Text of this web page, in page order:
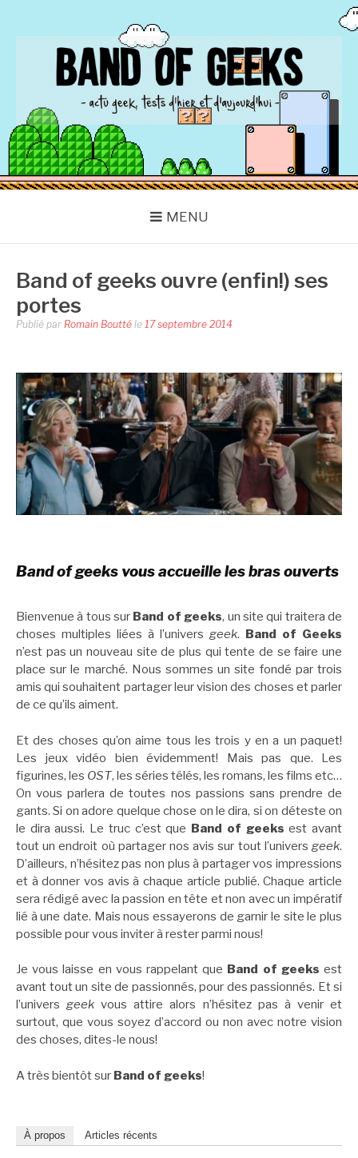
BAND OF GEEKS
Actu Geek d'hier et d'aujourd'hui
MENU
Band of geeks ouvre (enfin!) ses
portes
Publié par Romain Boutté le 17 septembre 2014
Band of geeks vous accueille les bras ouverts
Bienvenue à tous sur Band of geeks, un site qui traitera de
choses multiples liées à l’univers geek. Band of Geeks
n’est pas un nouveau site de plus qui tente de se faire une
place sur le marché. Nous sommes un site fondé par trois
amis qui souhaitent partager leur vision des choses et parler
de ce qu’ils aiment.
Et des choses qu’on aime tous les trois y en a un paquet!
Les jeux vidéo bien évidemment! Mais pas que. Les
figurines, les OST, les séries télés, les romans, les films etc…
On vous parlera de toutes nos passions sans prendre de
gants. Si on adore quelque chose on le dira, si on déteste on
le dira aussi. Le truc c’est que Band of geeksest avant
tout un endroit où partager nos avis sur tout l’univers geek.
D’ailleurs, n’hésitez pas non plus à partager vos impressions
et à donner vos avis à chaque article publié. Chaque article
sera rédigé avec la passion en tête et non avec un impératif
lié à une date. Mais nous essayerons de garnir le site le plus
possible pour vous inviter à rester parmi nous!
Je vous laisse en vous rappelant que Band of geeks est
avant tout un site de passionnés, pour des passionnés. Et si
l’universgeekvous attire alors n’hésitez pas à venir et
surtout, que vous soyez d’accord ou non avec notre vision
des choses, dites-le nous!
A très bientôt sur Band of geeks!
À propos Articles récents